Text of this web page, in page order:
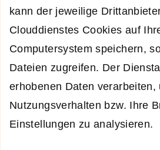
kann der jeweilige
Clouddienstes Cookies auf
Computersystem speichern,
Dateien zugreifen. Der
erhobenen Daten verarbeiten,
Nutzungsverhalten bzw. Ihre
Einstellungen zu analysieren.